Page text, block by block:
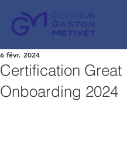
Certification Great
Onboarding 2024
6 févr. 2024